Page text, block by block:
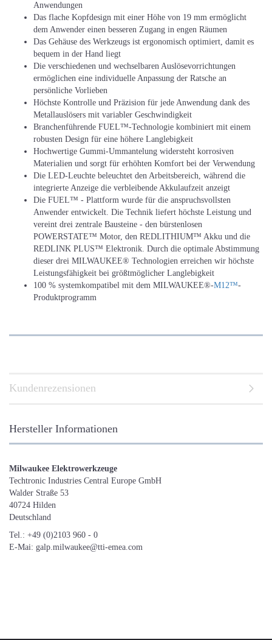
Anwendungen
Das flache Kopfdesign mit einer Höhe von 19 mm ermöglicht
dem Anwender einen besseren Zugang in engen Räumen
Das Gehäuse des Werkzeugs ist ergonomisch optimiert, damit es
bequem in der Hand liegt
Die verschiedenen und wechselbaren Auslösevorrichtungen
ermöglichen eine individuelle Anpassung der Ratsche an
persönliche Vorlieben
Höchste Kontrolle und Präzision für jede Anwendung dank des
Metallauslösers mit variabler Geschwindigkeit
Branchenführende FUEL™-Technologie kombiniert mit einem
robusten Design für eine höhere Langlebigkeit
Hochwertige Gummi-Ummantelung widersteht korrosiven
Materialien und sorgt für erhöhten Komfort bei der Verwendung
Die LED-Leuchte beleuchtet den Arbeitsbereich, während die
integrierte Anzeige die verbleibende Akkulaufzeit anzeigt
Die FUEL™ - Plattform wurde für die anspruchsvollsten
Anwender entwickelt. Die Technik liefert höchste Leistung und
vereint drei zentrale Bausteine - den bürstenlosen
POWERSTATE™ Motor, den REDLITHIUM™ Akku und die
REDLINK PLUS™ Elektronik. Durch die optimale Abstimmung
dieser drei MILWAUKEE® Technologien erreichen wir höchste
Leistungsfähigkeit bei größtmöglicher Langlebigkeit
100 % systemkompatibel mit dem MILWAUKEE®-M12™-
Produktprogramm
Kundenrezensionen
Hersteller Informationen
Milwaukee Elektrowerkzeuge
Techtronic Industries Central Europe GmbH
Walder Straße 53
40724 Hilden
Deutschland
Tel.: +49 (0)2103 960 - 0
E-Mai: galp.milwaukee@tti-emea.com